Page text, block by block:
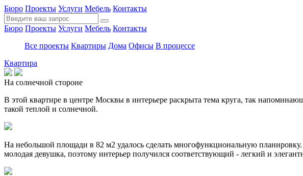
Бюро Проекты Услуги Мебель Контакты
Бюро Проекты Услуги Мебель Контакты
Все проекты Квартиры Дома Офисы В процессе
Квартира
На солнечной стороне
В этой квартире в центре Москвы в интерьере раскрыта тема круга, так
такой теплой и солнечной.
На небольшой площади в 82 м2 удалось сделать многофункциональную
молодая девушка, поэтому интерьер получился соответствующий - легкий и